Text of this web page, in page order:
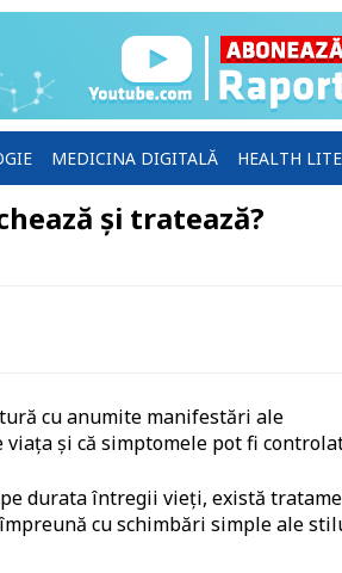
MEDICINA DIGITALĂ HEALTH
și tratează?
cu anumite manifestări ale
şi că simptomele pot fi
durata întregii vieţi, există
cu schimbări simple ale